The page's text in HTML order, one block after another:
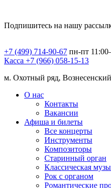
Подпишитесь на нашу
+7 (499) 714-90-67 пн-пт
Касса +7 (966) 058-15-13
м. Охотный ряд,
О нас
Контакты
Вакансии
Афиша и билеты
Все концерты
Инструменты
Композиторы
Старинный орган
Классическая
Рок с органом
Романтические